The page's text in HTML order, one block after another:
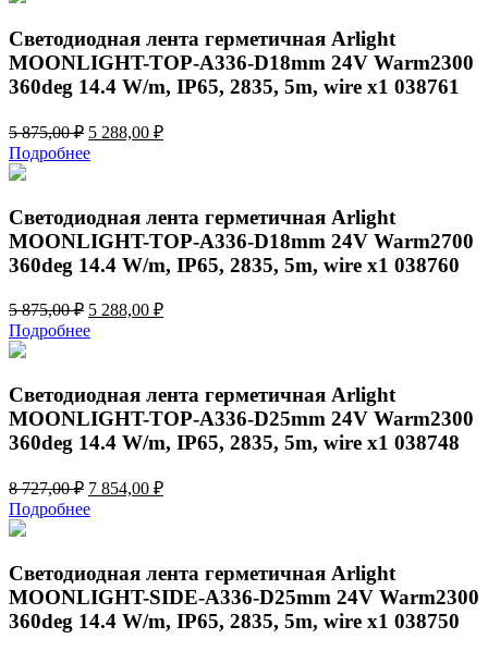
266,00 ₽.
Светодиодная лента герметичная Arlight
MOONLIGHT-TOP-A336-D18mm 24V Warm2300
360deg 14.4 W/m, IP65, 2835, 5m, wire x1 038761
5 875,00₽ Первоначальная
цена
составляла
5 288,00 ₽Текущая
Подробнее
Светодиодная лента герметичная Arlight
MOONLIGHT-TOP-A336-D18mm 24V Warm2700
360deg 14.4 W/m, IP65, 2835, 5m, wire x1 038760
5 875,00₽ Первоначальная
цена
составляла
5 288,00 ₽Текущая
Подробнее
Светодиодная лента герметичная Arlight
MOONLIGHT-TOP-A336-D25mm 24V Warm2300
360deg 14.4 W/m, IP65, 2835, 5m, wire x1 038748
8 727,00₽ Первоначальная
цена
составляла
7 854,00 ₽Текущая
Подробнее
Светодиодная лента герметичная Arlight
MOONLIGHT-SIDE-A336-D25mm 24V Warm2300
360deg 14.4 W/m, IP65, 2835, 5m, wire x1 038750